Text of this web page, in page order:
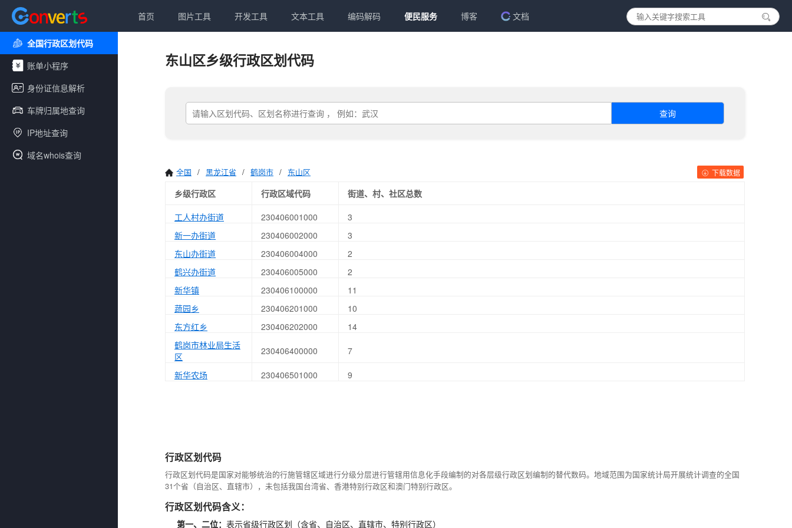
首页 图片工具 开发工具 文本工具 编码解码 便民服务 博客 文档
全国行政区划代码
账单小程序
身份证信息解析
车牌归属地查询
IP地址查询
域名whois查询
东山区乡级行政区划代码
查询
全国 / 黑龙江省 / 鹤岗市 / 东山区 下载数据
乡级行政区 行政区域代码
街道、村、社区总数
工人村办街道
230406001000
3
新一办街道
230406002000
3
东山办街道
230406004000
2
鹤兴办街道
230406005000
2
新华镇
230406100000
11
蔬园乡
230406201000
10
东方红乡
230406202000
14
鹤岗市林业局生活
区
230406400000 7
新华农场 230406501000 9
行政区划代码
行政区划代码是国家对能够统治的行施管辖区域进行分级分层进行管辖用信息化手段编制的对各层级行政区划编制的替代数码。地域范围为国家统计局开展统计调查的全国
31个省（自治区、直辖市），未包括我国台湾省、香港特别行政区和澳门特别行政区。
行政区划代码含义：
第一、二位： 表示省级行政区划（含省、自治区、直辖市、特别行政区）